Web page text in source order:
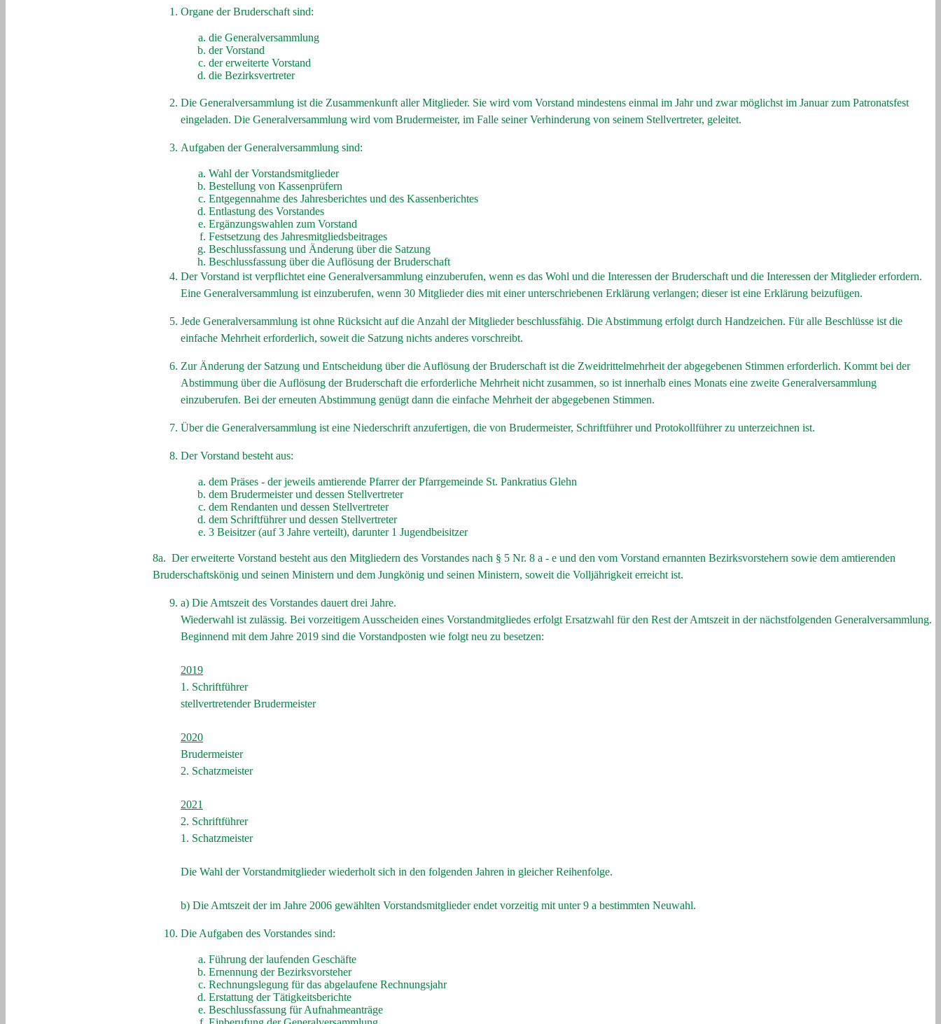
Organe der Bruderschaft sind:
die Generalversammlung
der Vorstand
der erweiterte Vorstand
die Bezirksvertreter
Die Generalversammlung ist die Zusammenkunft aller Mitglieder. Sie wird vom Vorstand mindestens einmal im Jahr und zwar möglichst im Januar zum Patronatsfest
eingeladen. Die Generalversammlung wird vom Brudermeister, im Falle seiner Verhinderung von seinem Stellvertreter, geleitet.
Aufgaben der Generalversammlung sind:
Wahl der Vorstandsmitglieder
Bestellung von Kassenprüfern
Entgegennahme des Jahresberichtes und des Kassenberichtes
Entlastung des Vorstandes
Ergänzungswahlen zum Vorstand
Festsetzung des Jahresmitgliedsbeitrages
Beschlussfassung und Änderung über die Satzung
Beschlussfassung über die Auflösung der Bruderschaft
Der Vorstand ist verpflichtet eine Generalversammlung einzuberufen, wenn es das Wohl und die Interessen der Bruderschaft und die Interessen der Mitglieder erfordern.
Eine Generalversammlung ist einzuberufen, wenn 30 Mitglieder dies mit einer unterschriebenen Erklärung verlangen; dieser ist eine Erklärung beizufügen.
Jede Generalversammlung ist ohne Rücksicht auf die Anzahl der Mitglieder beschlussfähig. Die Abstimmung erfolgt durch Handzeichen. Für alle Beschlüsse ist die
einfache Mehrheit erforderlich, soweit die Satzung nichts anderes vorschreibt.
Zur Änderung der Satzung und Entscheidung über die Auflösung der Bruderschaft ist die Zweidrittelmehrheit der abgegebenen Stimmen erforderlich. Kommt bei der
Abstimmung über die Auflösung der Bruderschaft die erforderliche Mehrheit nicht zusammen, so ist innerhalb eines Monats eine zweite Generalversammlung
einzuberufen. Bei der erneuten Abstimmung genügt dann die einfache Mehrheit der abgegebenen Stimmen.
Über die Generalversammlung ist eine Niederschrift anzufertigen, die von Brudermeister, Schriftführer und Protokollführer zu unterzeichnen ist.
Der Vorstand besteht aus:
dem Präses - der jeweils amtierende Pfarrer der Pfarrgemeinde St. Pankratius Glehn
dem Brudermeister und dessen Stellvertreter
dem Rendanten und dessen Stellvertreter
dem Schriftführer und dessen Stellvertreter
3 Beisitzer (auf 3 Jahre verteilt), darunter 1 Jugendbeisitzer
8a. Der erweiterte Vorstand besteht aus den Mitgliedern des Vorstandes nach § 5 Nr. 8 a - e und den vom Vorstand ernannten Bezirksvorstehern sowie dem amtierenden
Bruderschaftskönig und seinen Ministern und dem Jungkönig und seinen Ministern, soweit die Volljährigkeit erreicht ist.
a) Die Amtszeit des Vorstandes dauert drei Jahre.
Wiederwahl ist zulässig. Bei vorzeitigem Ausscheiden eines Vorstandmitgliedes erfolgt Ersatzwahl für den Rest der Amtszeit in der nächstfolgenden Generalversammlung.
Beginnend mit dem Jahre 2019 sind die Vorstandposten wie folgt neu zu besetzen:
2019
1. Schriftführer
stellvertretender Brudermeister
2020
Brudermeister
2. Schatzmeister
2021
2. Schriftführer
1. Schatzmeister
Die Wahl der Vorstandmitglieder wiederholt sich in den folgenden Jahren in gleicher Reihenfolge.
b) Die Amtszeit der im Jahre 2006 gewählten Vorstandsmitglieder endet vorzeitig mit unter 9 a bestimmten Neuwahl.
Die Aufgaben des Vorstandes sind:
Führung der laufenden Geschäfte
Ernennung der Bezirksvorsteher
Rechnungslegung für das abgelaufene Rechnungsjahr
Erstattung der Tätigkeitsberichte
Beschlussfassung für Aufnahmeanträge